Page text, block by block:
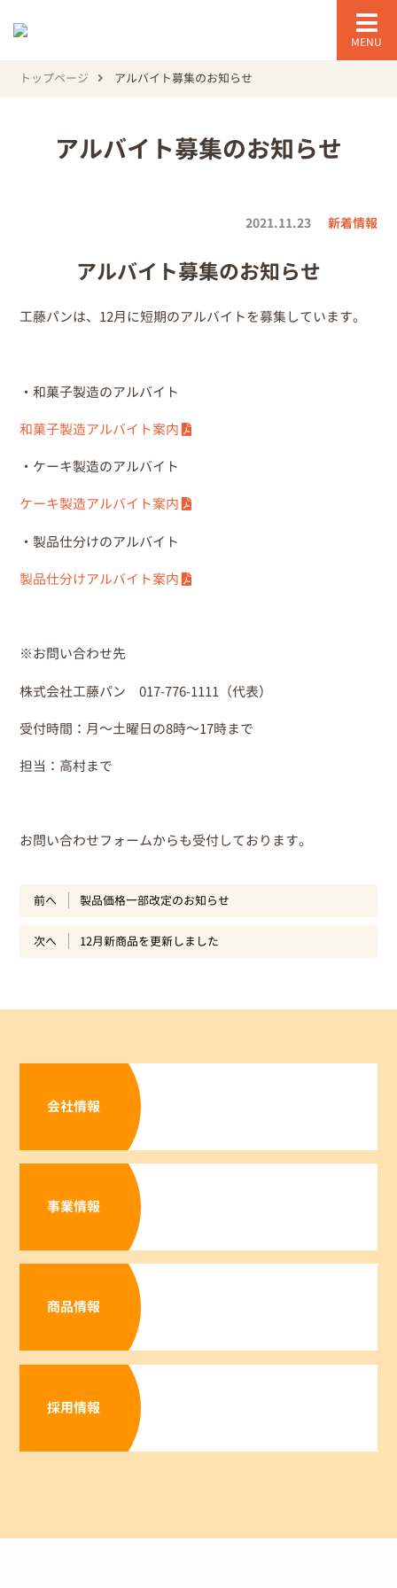
MENU
トップページ アルバイト募集のお知らせ
アルバイト募集のお知らせ
2021.11.23 新着情報
アルバイト募集のお知らせ
工藤パンは、12月に短期のアルバイトを募集しています。
・和菓子製造のアルバイト
和菓子製造アルバイト案内
・ケーキ製造のアルバイト
ケーキ製造アルバイト案内
・製品仕分けのアルバイト
製品仕分けアルバイト案内
※お問い合わせ先
株式会社工藤パン 017-776-1111（代表）
受付時間：月～土曜日の8時～17時まで
担当：高村まで
お問い合わせフォームからも受付しております。
投
稿
ゲ
前へ 製品価格一部改定のお知らせ
次へ 12月新商品を更新しました
会社情報
事業情報
商品情報
採用情報